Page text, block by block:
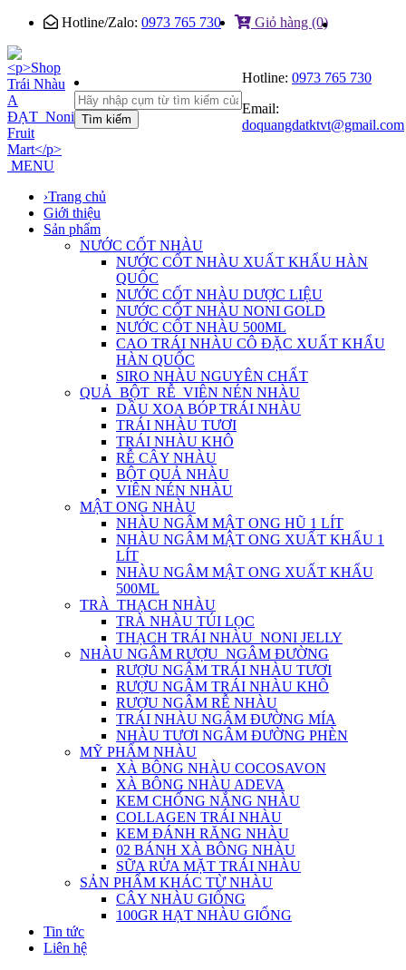
Hotline/Zalo: 0973 765 730 Giỏ hàng (0)
Tìm kiếm
Hotline: 0973 765 730
Email:
doquangdatktvt@gmail.com
MENU
›Trang chủ
Giới thiệu
Sản phẩm
NƯỚC CỐT NHÀU
NƯỚC CỐT NHÀU XUẤT KHẨU HÀN
QUỐC
NƯỚC CỐT NHÀU DƯỢC LIỆU
NƯỚC CỐT NHÀU NONI GOLD
NƯỚC CỐT NHÀU 500ML
CAO TRÁI NHÀU CÔ ĐẶC XUẤT KHẨU
HÀN QUỐC
SIRO NHÀU NGUYÊN CHẤT
QUẢ_BỘT_RỄ_VIÊN NÉN NHÀU
DẦU XOA BÓP TRÁI NHÀU
TRÁI NHÀU TƯƠI
TRÁI NHÀU KHÔ
RỄ CÂY NHÀU
BỘT QUẢ NHÀU
VIÊN NÉN NHÀU
MẬT ONG NHÀU
NHÀU NGÂM MẬT ONG HŨ 1 LÍT
NHÀU NGÂM MẬT ONG XUẤT KHẨU 1
LÍT
NHÀU NGÂM MẬT ONG XUẤT KHẨU
500ML
TRÀ_THẠCH NHÀU
TRÀ NHÀU TÚI LỌC
THẠCH TRÁI NHÀU_NONI JELLY
NHÀU NGÂM RƯỢU_NGÂM ĐƯỜNG
RƯỢU NGÂM TRÁI NHÀU TƯƠI
RƯỢU NGÂM TRÁI NHÀU KHÔ
RƯỢU NGÂM RỄ NHÀU
TRÁI NHÀU NGÂM ĐƯỜNG MÍA
NHÀU TƯƠI NGÂM ĐƯỜNG PHÈN
MỸ PHẨM NHÀU
XÀ BÔNG NHÀU COCOSAVON
XÀ BÔNG NHÀU ADEVA
KEM CHỐNG NẮNG NHÀU
COLLAGEN TRÁI NHÀU
KEM ĐÁNH RĂNG NHÀU
02 BÁNH XÀ BÔNG NHÀU
SỮA RỬA MẶT TRÁI NHÀU
SẢN PHẨM KHÁC TỪ NHÀU
CÂY NHÀU GIỐNG
100GR HẠT NHÀU GIỐNG
Tin tức
Liên hệ